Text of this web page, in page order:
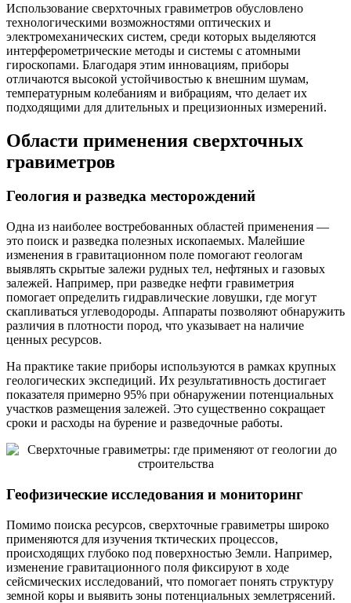
Использование сверхточных гравиметров обусловлено
технологическими возможностями оптических и
электромеханических систем, среди которых выделяются
интерферометрические методы и системы с атомными
гироскопами. Благодаря этим инновациям, приборы
отличаются высокой устойчивостью к внешним шумам,
температурным колебаниям и вибрациям, что делает их
подходящими для длительных и прецизионных измерений.
Области применения сверхточных
гравиметров
Геология и разведка месторождений
Одна из наиболее востребованных областей применения —
это поиск и разведка полезных ископаемых. Малейшие
изменения в гравитационном поле помогают геологам
выявлять скрытые залежи рудных тел, нефтяных и газовых
залежей. Например, при разведке нефти гравиметрия
помогает определить гидравлические ловушки, где могут
скапливаться углеводороды. Аппараты позволяют обнаружить
различия в плотности пород, что указывает на наличие
ценных ресурсов.
На практике такие приборы используются в рамках крупных
геологических экспедиций. Их результативность достигает
показателя примерно 95% при обнаружении потенциальных
участков размещения залежей. Это существенно сокращает
сроки и расходы на бурение и разведочные работы.
Геофизические исследования и мониторинг
Помимо поиска ресурсов, сверхточные гравиметры широко
применяются для изучения тктических процессов,
происходящих глубоко под поверхностью Земли. Например,
изменение гравитационного поля фиксируют в ходе
сейсмических исследований, что помогает понять структуру
земной коры и выявить зоны потенциальных землетрясений.